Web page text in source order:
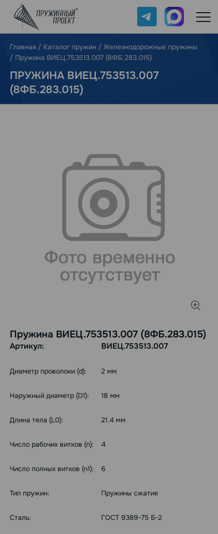
Telegram Max
Главная / Каталог пружин / Железнодорожные пружины
/ Пружина ВИЕЦ.753513.007 (8ФБ.283.015)
ПРУЖИНА ВИЕЦ.753513.007
(8ФБ.283.015)
Пружина ВИЕЦ.753513.007 (8ФБ.283.015)
Артикул: ВИЕЦ.753513.007
Диаметр проволоки (d): 2 мм
Наружный диаметр (D1): 18 мм
Длина тела (L0): 21.4 мм
Число рабочих витков (n): 4
Число полных витков (n1): 6
Тип пружин: Пружины сжатия
Сталь: ГОСТ 9389-75 Б-2